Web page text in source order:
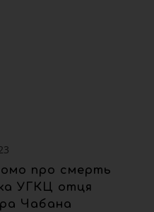
про смерть
УГКЦ отця
Чабана